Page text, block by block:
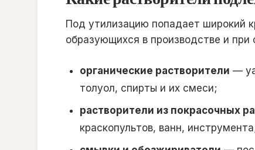
Под утилизацию попадает широкий
образующихся в производстве и
органические растворители —
толуол, спирты и их смеси;
растворители из покрасочных
краскопультов, ванн,